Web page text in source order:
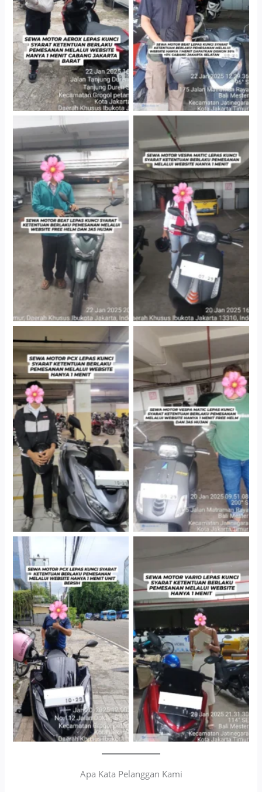
Cabang Jakarta Barat
Gedung Parkir P6A
Cityplaza Jatinegara
Gedung Parkir P6A
Cityplaza Jatinegara
Gedung Parkir P6A
Hotel Kartika Chandra,
Jakarta Selatan
Cityplaza Jatinegara
Gedung Parkir P6A
Antar Jemput Kendaraan
Cityplaza Jatinegara
Gedung Parkir P6A
Apa Kata Pelanggan Kami